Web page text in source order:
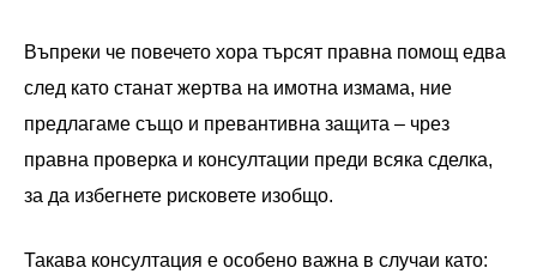
Въпреки че повечето хора търсят правна помощ едва
след като станат жертва на имотна измама, ние
предлагаме също и превантивна защита – чрез
правна проверка и консултации преди всяка сделка,
за да избегнете рисковете изобщо.
Такава консултация е особено важна в случаи като: